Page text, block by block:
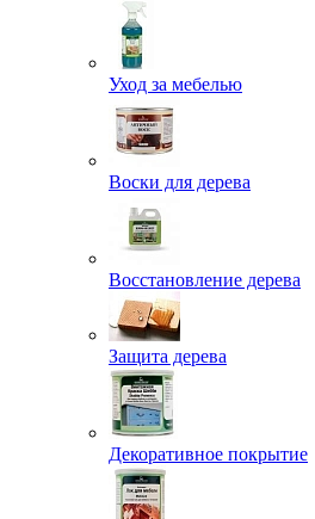
Уход за мебелью
Воски для дерева
Восстановление дерева
Защита дерева
Декоративное покрытие